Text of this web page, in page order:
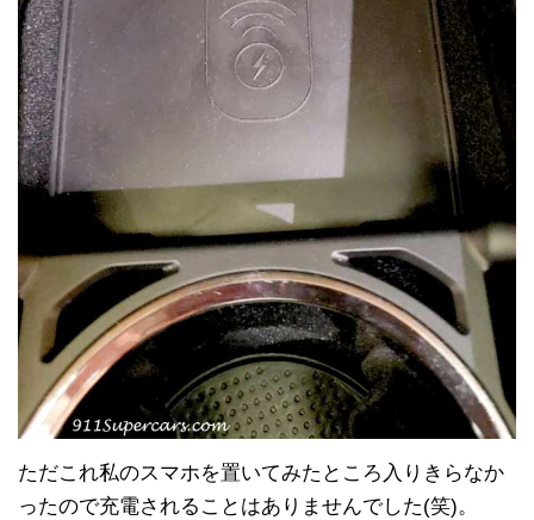
ただこれ私のスマホを置いてみたところ入りきらなか
ったので充電されることはありませんでした(笑)。